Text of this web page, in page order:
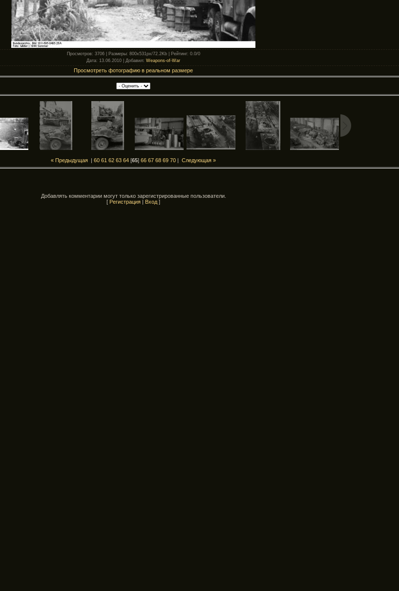
Просмотров: 3706 | Размеры: 800x531px/72.2Kb | Рейтинг: 0.0/0
Дата: 13.06.2010 | Добавил: Weapons-of-War
Просмотреть фотографию в реальном размере
« Предыдущая | 60 61 62 63 64 [65] 66 67 68 69 70 | Следующая »
Добавлять комментарии могут только зарегистрированные пользователи.
[ Регистрация Вход ]